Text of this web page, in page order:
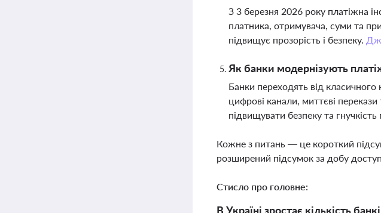
З 3 березня 2026 року платіжна
платника, отримувача, суми та
підвищує прозорість і безпеку.
Як банки модернізують
Банки переходять від
цифрові канали, миттєві
підвищувати безпеку та
Кожне з питань — це короткий
розширений підсумок за добу
Стисло про головне:
В Україні зростає кількість